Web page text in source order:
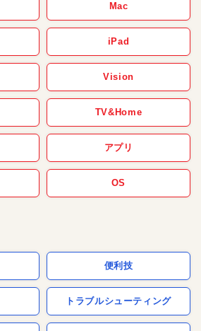
Mac
iPad
Vision
TV&Home
アプリ
OS
便利技
トラブルシューティング